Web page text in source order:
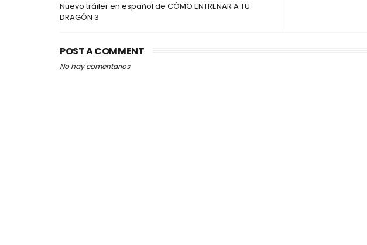
Nuevo tráiler en español de CÓMO ENTRENAR A TU
DRAGÓN 3
POST A COMMENT
No hay comentarios